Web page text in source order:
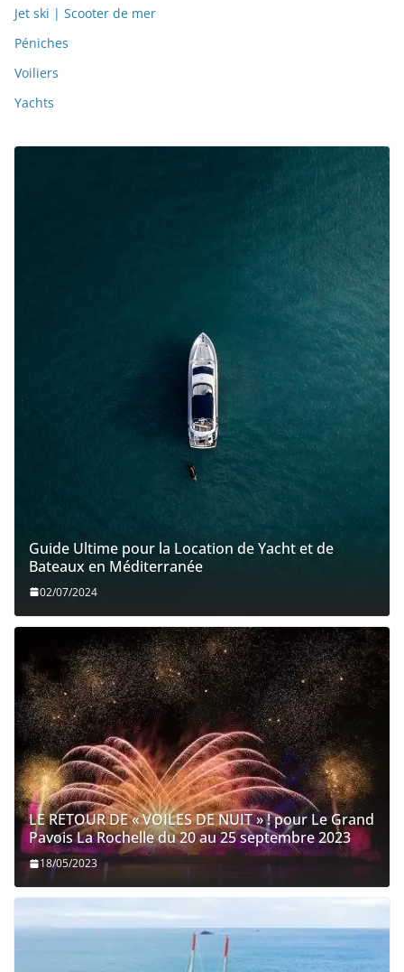
Jet ski | Scooter de mer
Péniches
Voiliers
Yachts
Guide Ultime pour la Location de Yacht et de
Bateaux en Méditerranée
02/07/2024
LE RETOUR DE « VOILES DE NUIT » ! pour Le Grand
Pavois La Rochelle du 20 au 25 septembre 2023
18/05/2023